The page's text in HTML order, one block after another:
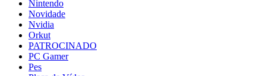
Nintendo
Novidade
Nvidia
Orkut
PATROCINADO
PC Gamer
Pes